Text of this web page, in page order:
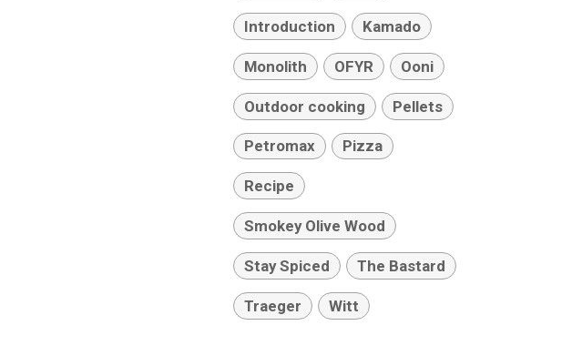
Introduction Kamado
Monolith OFYR Ooni
Outdoor cooking Pellets
Petromax Pizza
Recipe
Smokey Olive Wood
Stay Spiced The Bastard
Traeger Witt